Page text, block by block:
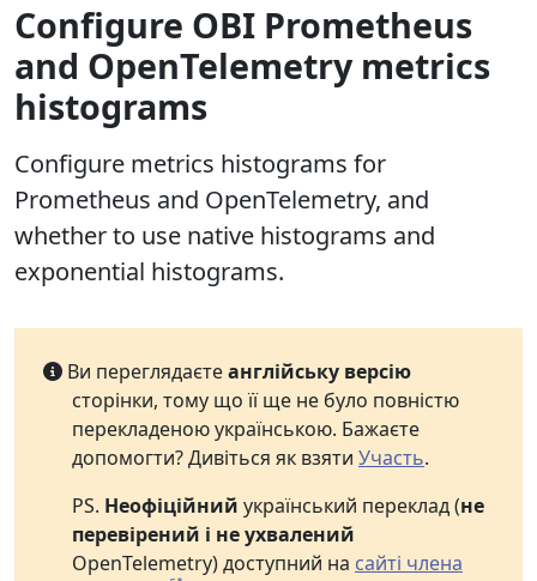
Configure OBI Prometheus
and OpenTelemetry metrics
histograms
Configure metrics histograms for
Prometheus and OpenTelemetry, and
whether to use native histograms and
exponential histograms.
Ви переглядаєтеанглійську версію
сторінки, тому що її ще не було повністю
перекладеною українською. Бажаєте
допомогти? Дивіться як взяти Участь.
PS. Неофіційний український переклад (не
перевірений і не ухвалений
OpenTelemetry) доступний на сайті члена